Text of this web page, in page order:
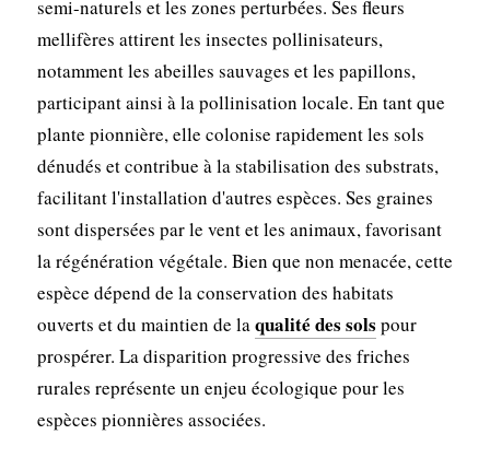
semi-naturels et les zones perturbées. Ses fleurs
mellifères attirent les insectes pollinisateurs,
notamment les abeilles sauvages et les papillons,
participant ainsi à la pollinisation locale. En tant que
plante pionnière, elle colonise rapidement les sols
dénudés et contribue à la stabilisation des substrats,
facilitant l'installation d'autres espèces. Ses graines
sont dispersées par le vent et les animaux, favorisant
la régénération végétale. Bien que non menacée, cette
espèce dépend de la conservation des habitats
ouverts et du maintien de laqualité des sols pour
prospérer. La disparition progressive des friches
rurales représente un enjeu écologique pour les
espèces pionnières associées.